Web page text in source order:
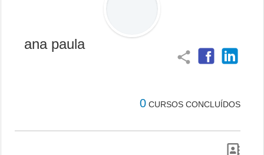
ana paula
share
0 CURSOS CONCLUÍDOS